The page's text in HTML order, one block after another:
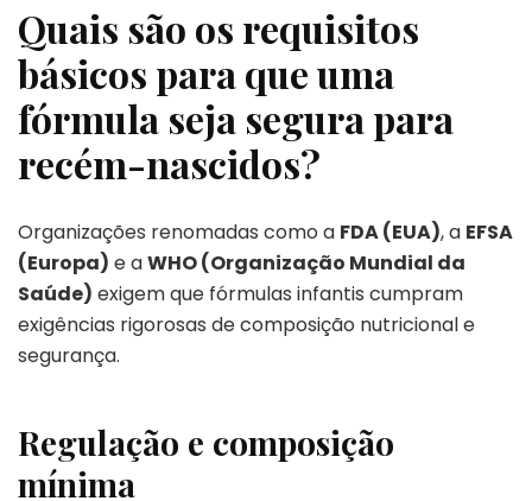
Quais são os requisitos
básicos para que uma
fórmula seja segura para
recém-nascidos?
Organizações renomadas como a FDA (EUA), a EFSA
(Europa) e aWHO (Organização Mundial da
Saúde) exigem que fórmulas infantis cumpram
exigências rigorosas de composição nutricional e
segurança.
Regulação e composição
mínima